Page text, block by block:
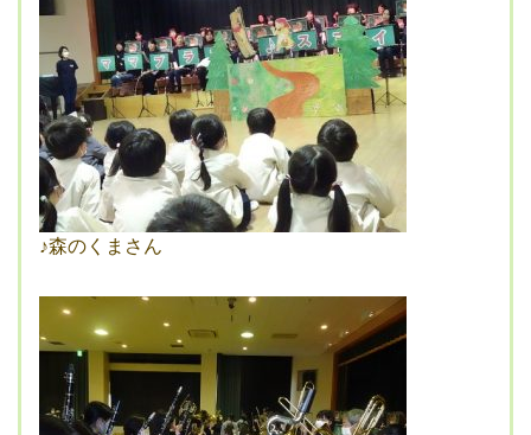
♪森のくまさん